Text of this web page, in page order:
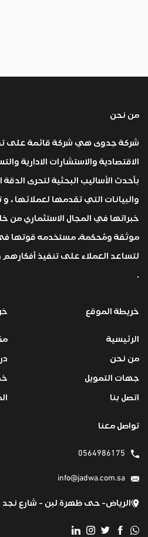
من نحن
شركة جدوى هي شركة قائمة على
الاقتصادية والاستشارات الادارية
بأحدث الأساليب البحثية لتحرى
والبيانات التي تقدمها لعملائها ،
خبراتها في المجال الاستثماري من
موثقة ومُحكمة، مستخدمه قوتها
لتساعد العملاء على تنفيذ
.
خريطة الموقع
الرئيسية
من نحن
جهات التمويل
اتصل بنا
تواصل معنا
0564986175
info@jadwa.com.sa
الرياض- حى ظهرة لبن - شارع نجد